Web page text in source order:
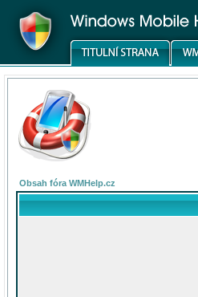
Obsah fóra WMHelp.cz